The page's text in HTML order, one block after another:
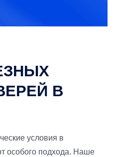
В
условия в
особого подхода. Наше